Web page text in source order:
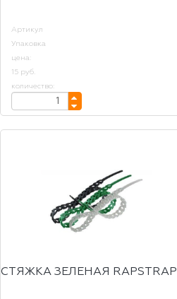
Артикул
Упаковка
цена:
15 руб.
количество:
СТЯЖКА ЗЕЛЕНАЯ RAPSTRAP